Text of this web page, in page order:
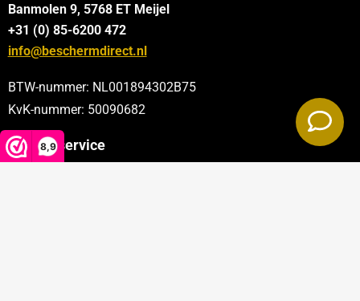
8,9
Banmolen 9, 5768 ET Meijel
+31 (0) 85-6200 472
info@beschermdirect.nl
BTW-nummer: NL001894302B75
KvK-nummer: 50090682
Klantenservice